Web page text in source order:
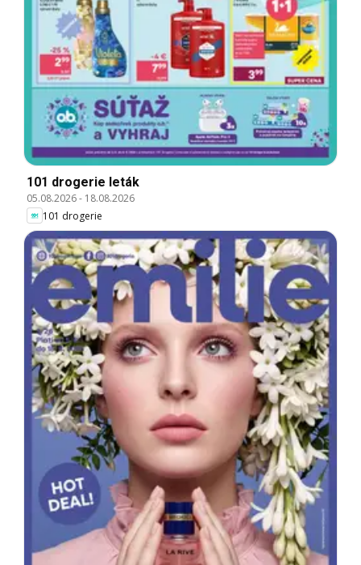
101 drogerie leták
05.08.2026- 18.08.2026
101 drogerie